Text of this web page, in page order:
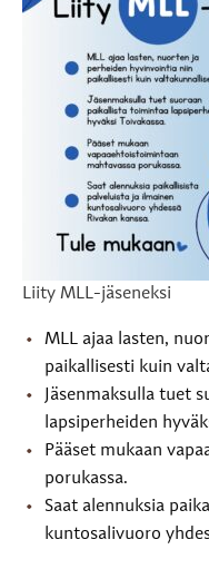
Liity MLL-jäseneksi
MLL ajaa lasten,
paikallisesti kuin
Jäsenmaksulla tuet
lapsiperheiden
Pääset mukaan
porukassa.
Saat alennuksia
kuntosalivuoro